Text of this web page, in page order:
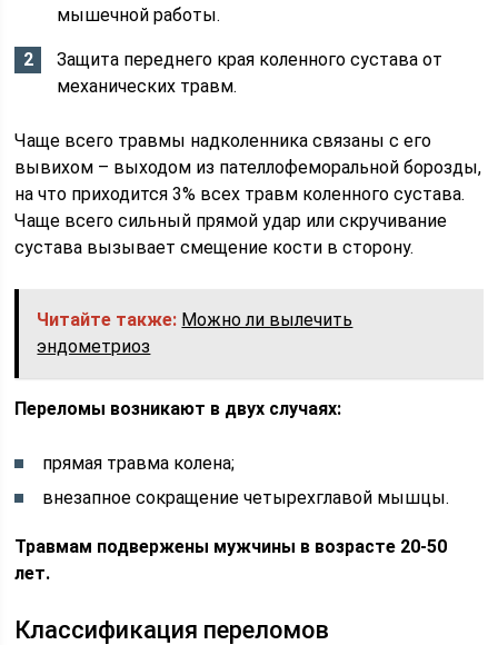
мышечной работы.
Защита переднего края коленного сустава от
механических травм.
Чаще всего травмы надколенника связаны с его
вывихом – выходом из пателлофеморальной борозды,
на что приходится 3% всех травм коленного сустава.
Чаще всего сильный прямой удар или скручивание
сустава вызывает смещение кости в сторону.
Читайте также: Можно ли вылечить
эндометриоз
Переломы возникают в двух случаях:
прямая травма колена;
внезапное сокращение четырехглавой мышцы.
Травмам подвержены мужчины в возрасте 20-50
лет.
Классификация переломов